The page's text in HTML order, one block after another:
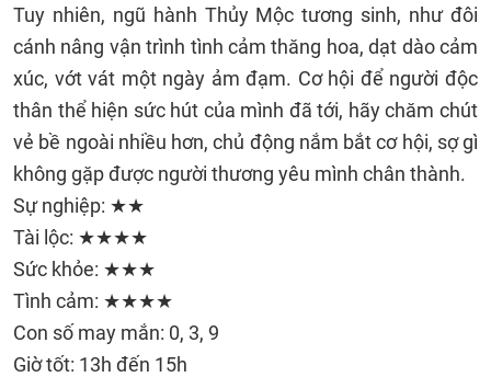
Tuy nhiên, ngũ hành Thủy Mộc tương sinh, như đôi
cánh nâng vận trình tình cảm thăng hoa, dạt dào cảm
xúc, vớt vát một ngày ảm đạm. Cơ hội để người độc
thân thể hiện sức hút của mình đã tới, hãy chăm chút
vẻ bề ngoài nhiều hơn, chủ động nắm bắt cơ hội, sợ gì
không gặp được người thương yêu mình chân thành.
Sự nghiệp: ★★
Tài lộc: ★★★★
Sức khỏe: ★★★
Tình cảm: ★★★★
Con số may mắn: 0, 3, 9
Giờ tốt: 13h đến 15h